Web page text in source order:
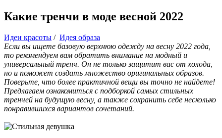
Какие тренчи в моде весной 2022
Идеи красоты / Идея образа
Если вы ищете базовую верхнюю одежду на весну 2022 года,
то рекомендуем вам обратить внимание на модный и
универсальный тренч. Он не только защитит вас от холода,
но и поможет создать множество оригинальных образов.
Поверьте, что более практичной вещи вы точно не найдете!
Предлагаем ознакомиться с подборкой самых стильных
тренчей на будущую весну, а также сохранить себе несколько
понравившихся вариантов сочетаний.